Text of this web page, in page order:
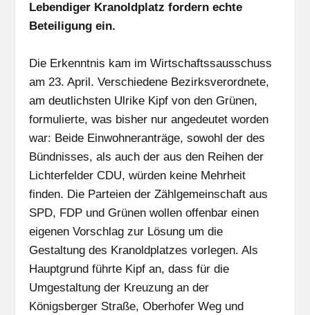
Lebendiger Kranoldplatz fordern echte
Beteiligung ein.
Die Erkenntnis kam im Wirtschaftssausschuss
am 23. April. Verschiedene Bezirksverordnete,
am deutlichsten Ulrike Kipf von den Grünen,
formulierte, was bisher nur angedeutet worden
war: Beide Einwohneranträge, sowohl der des
Bündnisses, als auch der aus den Reihen der
Lichterfelder CDU, würden keine Mehrheit
finden. Die Parteien der Zählgemeinschaft aus
SPD, FDP und Grünen wollen offenbar einen
eigenen Vorschlag zur Lösung um die
Gestaltung des Kranoldplatzes vorlegen. Als
Hauptgrund führte Kipf an, dass für die
Umgestaltung der Kreuzung an der
Königsberger Straße, Oberhofer Weg und